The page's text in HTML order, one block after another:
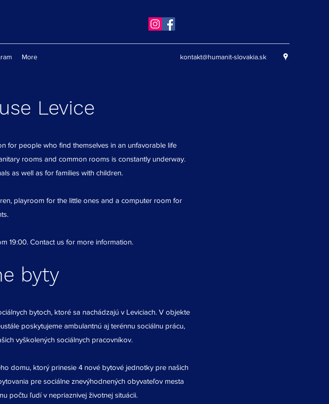
More kontakt@humanit-slovakia.sk
Levice
for people who find themselves in an unfavorable life
rooms and common rooms is constantly underway.
as well as for families with children.
playroom for the little ones and a computer room for
19:00. Contact us for more information.
byty
bytoch, ktoré sa nachádzajú v Leviciach. V objekte
poskytujeme ambulantnú aj terénnu sociálnu prácu,
vyškolených sociálnych pracovníkov.
domu, ktorý prinesie 4 nové bytové jednotky pre našich
pre sociálne znevýhodnených obyvateľov mesta
počtu ľudí v nepriaznivej životnej situácii.